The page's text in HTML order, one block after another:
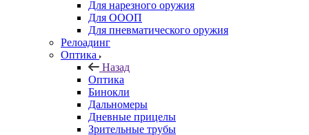
Для нарезного оружия
Для ОООП
Для пневматического оружия
Релоадинг
Оптика
Назад
Оптика
Бинокли
Дальномеры
Дневные прицелы
Зрительные трубы